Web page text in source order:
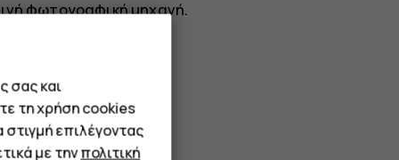
φωτογραφική μηχανή.
σας και
τη χρήση cookies
επιλέγοντας
με τηνπολιτική